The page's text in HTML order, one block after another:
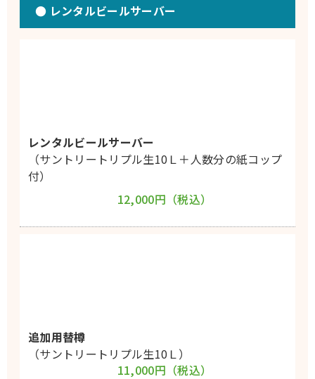
● レンタルビールサーバー
レンタルビールサーバー
（サントリートリプル生10Ｌ＋人数分の紙コップ
付）
12,000円（税込）
追加用替樽
（サントリートリプル生10Ｌ）
11,000円（税込）